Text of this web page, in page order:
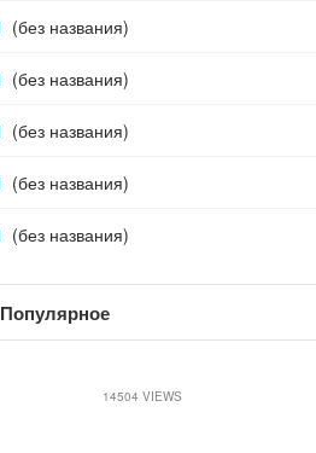
(без названия)
(без названия)
(без названия)
(без названия)
(без названия)
Популярное
14504 VIEWS